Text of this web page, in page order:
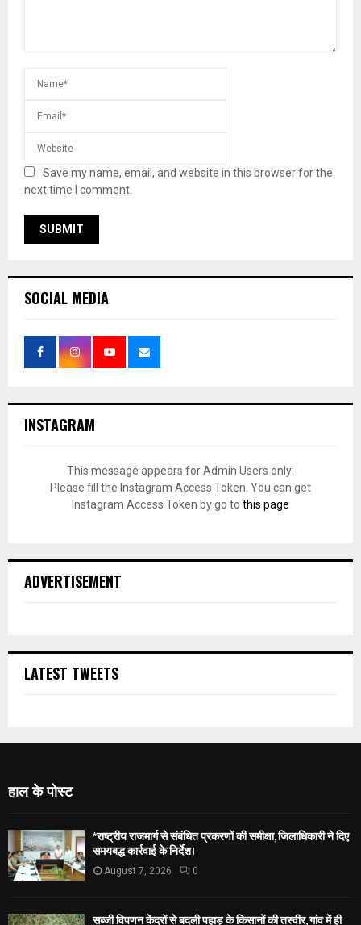
Save my name, email, and website in this browser for the
next time I comment.
SOCIAL MEDIA
INSTAGRAM
This message appears for Admin Users only:
Please fill the Instagram Access Token. You can get
Instagram Access Token by go to this page
ADVERTISEMENT
LATEST TWEETS
हाल के पोस्ट
*राष्ट्रीय राजमार्ग से संबंधित प्रकरणों की समीक्षा, जिलाधिकारी ने दिए
समयबद्ध कार्रवाई के निर्देश।
August 7, 2026 0
सब्जी विपणन केंद्रों से बदली पहाड़ के किसानों की तस्वीर, गांव में ही